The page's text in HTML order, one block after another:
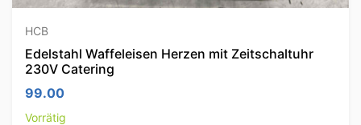
HCB
Edelstahl Waffeleisen Herzen mit Zeitschaltuhr
230V Catering
99.00
Vorrätig